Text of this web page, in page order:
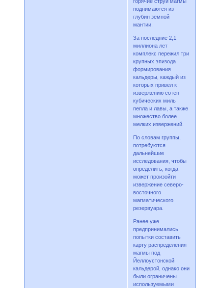
горячие струи магмы
поднимаются из
глубин земной
мантии.
За последние 2,1
миллиона лет
комплекс пережил три
крупных эпизода
формирования
кальдеры, каждый из
которых привел к
извержению сотен
кубических миль
пепла и лавы, а также
множество более
мелких извержений.
По словам группы,
потребуются
дальнейшие
исследования, чтобы
определить, когда
может произойти
извержение северо-
восточного
магматического
резервуара.
Ранее уже
предпринимались
попытки составить
карту распределения
магмы под
Йеллоустонской
кальдерой, однако они
были ограничены
используемыми